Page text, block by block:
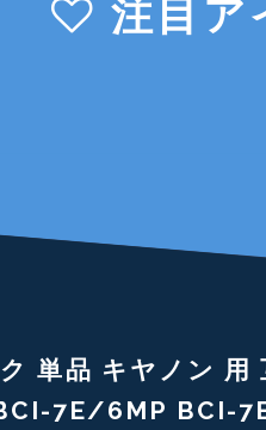
注目ア
単品 キヤノン 用
7E/6MP BCI-